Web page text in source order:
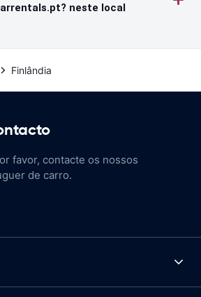
neste local
Finlândia
favor, contacte os nossos
de carro.